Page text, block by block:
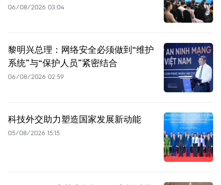
06/08/2026 03:04
黎明兴总理：网络安全必须做到“维护
系统”与“保护人员”紧密结合
06/08/2026 02:59
科技外交助力塑造国家发展新动能
05/08/2026 15:15